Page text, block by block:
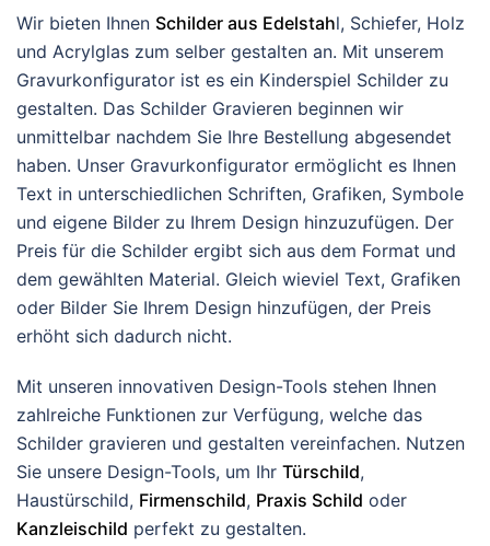
Optionen
können
auf
der
Produktseite
gewählt
werden
auf.
Die
Optionen
können
auf
der
Produktseite
gewählt
werden
Wir bieten Ihnen Schilder aus Edelstahl, Schiefer, Holz
und Acrylglas zum selber gestalten an. Mit unserem
Gravurkonfigurator ist es ein Kinderspiel Schilder zu
gestalten. Das Schilder Gravieren beginnen wir
unmittelbar nachdem Sie Ihre Bestellung abgesendet
haben. Unser Gravurkonfigurator ermöglicht es Ihnen
Text in unterschiedlichen Schriften, Grafiken, Symbole
und eigene Bilder zu Ihrem Design hinzuzufügen. Der
Preis für die Schilder ergibt sich aus dem Format und
dem gewählten Material. Gleich wieviel Text, Grafiken
oder Bilder Sie Ihrem Design hinzufügen, der Preis
erhöht sich dadurch nicht.
Mit unseren innovativen Design-Tools stehen Ihnen
zahlreiche Funktionen zur Verfügung, welche das
Schilder gravieren und gestalten vereinfachen. Nutzen
Sie unsere Design-Tools, um Ihr Türschild,
Haustürschild, Firmenschild, Praxis Schild oder
Kanzleischild perfekt zu gestalten.